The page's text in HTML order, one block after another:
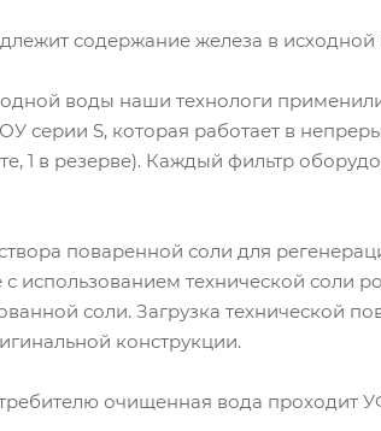
содержание железа в исходной
воды наши технологи
серии S, которая работает в
1 в резерве). Каждый фильтр
поваренной соли для
с использованием технической соли
соли. Загрузка технической
конструкции.
очищенная вода проходит